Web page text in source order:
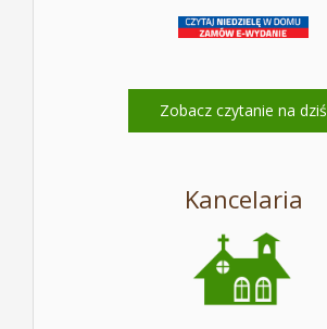
Zobacz czytanie na dziś
Kancelaria